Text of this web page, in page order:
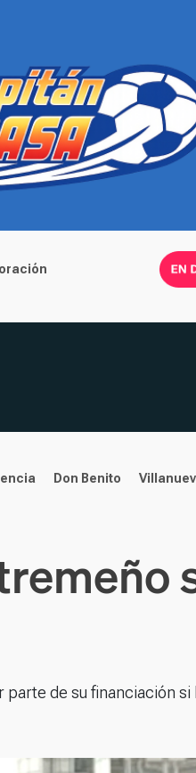
Don Benito
parte de su financiación si